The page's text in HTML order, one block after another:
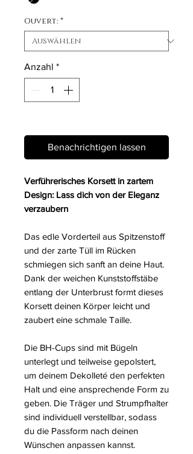
Ouvert: *
Anzahl *
Benachrichtigen lassen
Verführerisches Korsett in zartem
Design: Lass dich von der Eleganz
verzaubern
Das edle Vorderteil aus Spitzenstoff
und der zarte Tüll im Rücken
schmiegen sich sanft an deine Haut.
Dank der weichen Kunststoffstäbe
entlang der Unterbrust formt dieses
Korsett deinen Körper leicht und
zaubert eine schmale Taille.
Die BH-Cups sind mit Bügeln
unterlegt und teilweise gepolstert,
um deinem Dekolleté den perfekten
Halt und eine ansprechende Form zu
geben. Die Träger und Strumpfhalter
sind individuell verstellbar, sodass
du die Passform nach deinen
Wünschen anpassen kannst.